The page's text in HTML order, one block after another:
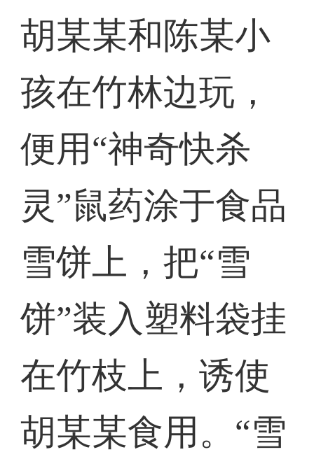
胡某某和陈某小
孩在竹林边玩，
便用“神奇快杀
灵”鼠药涂于食品
雪饼上，把“雪
饼”装入塑料袋挂
在竹枝上，诱使
胡某某食用。“雪